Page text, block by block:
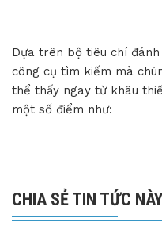
Dựa trên bộ tiêu chí
công cụ tìm kiếm mà
thể thấy ngay từ khâu
một số điểm như:
CHIA SẺ TIN TỨC NÀY